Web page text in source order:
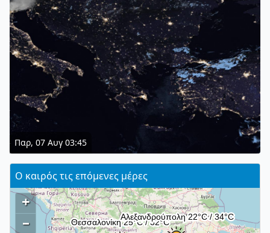
Παρ, 07 Αυγ 03:45
Ο καιρός τις επόμενες μέρες
+
–